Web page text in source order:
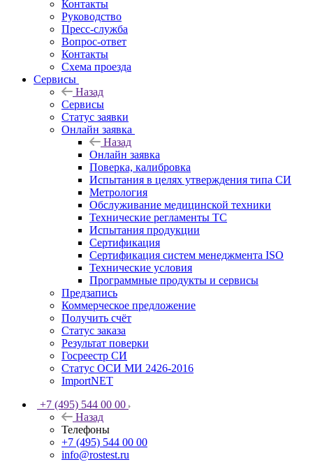
Контакты
Руководство
Пресс-служба
Вопрос-ответ
Контакты
Схема проезда
Сервисы
Назад
Сервисы
Статус заявки
Онлайн заявка
Назад
Онлайн заявка
Поверка, калибровка
Испытания в целях утверждения типа СИ
Метрология
Обслуживание медицинской техники
Технические регламенты ТС
Испытания продукции
Сертификация
Сертификация систем менеджмента ISO
Технические условия
Программные продукты и сервисы
Предзапись
Коммерческое предложение
Получить счёт
Статус заказа
Результат поверки
Госреестр СИ
Статус ОСИ МИ 2426-2016
ImportNET
+7 (495) 544 00 00
Назад
Телефоны
+7 (495) 544 00 00
info@rostest.ru